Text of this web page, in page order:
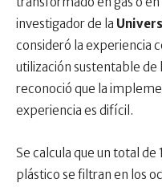
investigador de la
consideró la experiencia
utilización sustentable de
reconoció que la
experiencia es difícil.
Se calcula que un total
plástico se filtran en los